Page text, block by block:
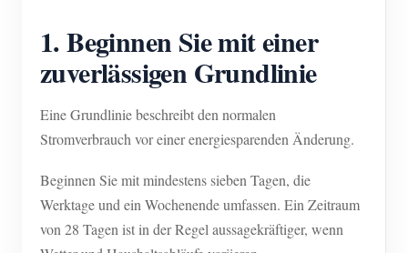
1. Beginnen Sie mit einer
zuverlässigen Grundlinie
Eine Grundlinie beschreibt den normalen
Stromverbrauch vor einer energiesparenden Änderung.
Beginnen Sie mit mindestens sieben Tagen, die
Werktage und ein Wochenende umfassen. Ein Zeitraum
von 28 Tagen ist in der Regel aussagekräftiger, wenn